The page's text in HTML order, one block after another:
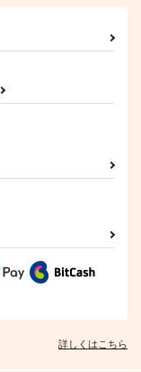
詳しくはこちら